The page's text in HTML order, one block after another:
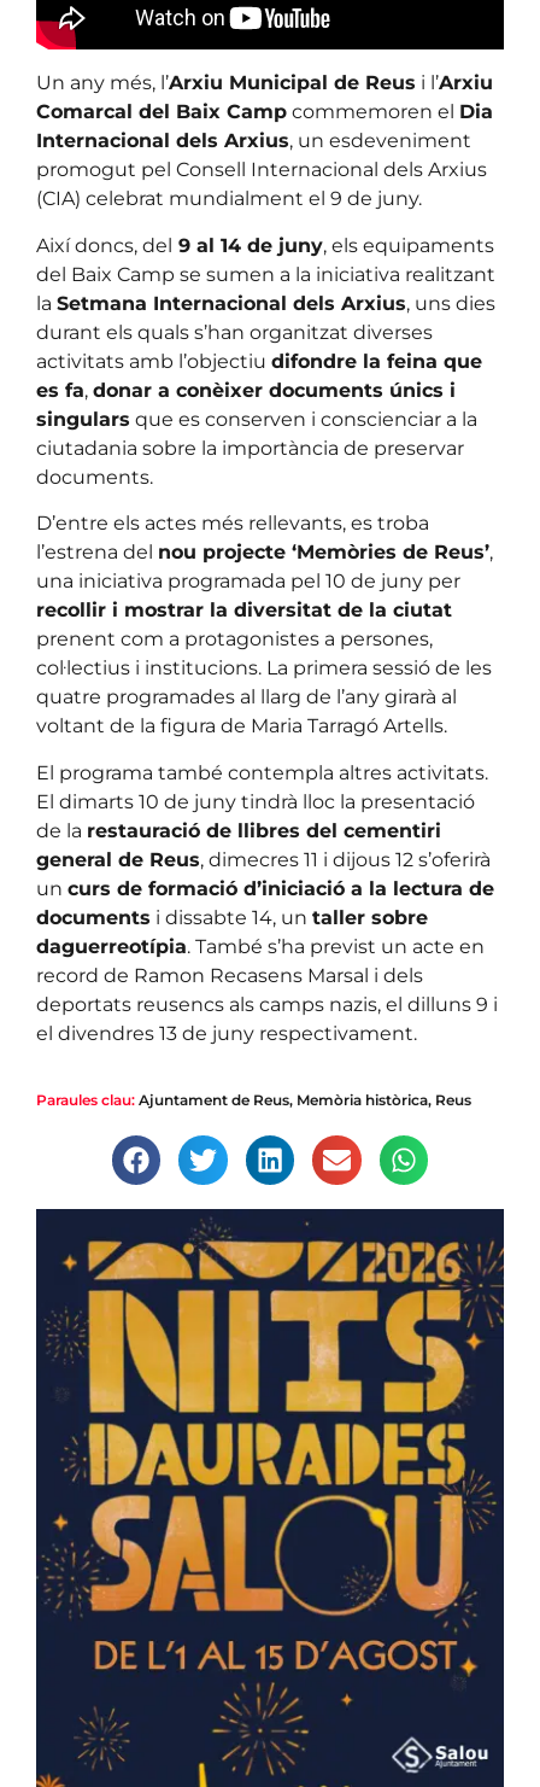
Un any més, l’Arxiu Municipal de Reus i l’Arxiu
Comarcal del Baix Camp commemoren el Dia
Internacional dels Arxius, un esdeveniment
promogut pel Consell Internacional dels Arxius
(CIA) celebrat mundialment el 9 de juny.
Així doncs, del 9 al 14 de juny, els equipaments
del Baix Camp se sumen a la iniciativa realitzant
la Setmana Internacional dels Arxius, uns dies
durant els quals s’han organitzat diverses
activitats amb l’objectiu difondre la feina que
es fa, donar a conèixer documents únics i
singulars que es conserven i conscienciar a la
ciutadania sobre la importància de preservar
documents.
D’entre els actes més rellevants, es troba
l’estrena del nou projecte ‘Memòries de Reus’,
una iniciativa programada pel 10 de juny per
recollir i mostrar la diversitat de la ciutat
prenent com a protagonistes a persones,
col·lectius i institucions. La primera sessió de les
quatre programades al llarg de l’any girarà al
voltant de la figura de Maria Tarragó Artells.
El programa també contempla altres activitats.
El dimarts 10 de juny tindrà lloc la presentació
de la restauració de llibres del cementiri
general de Reus, dimecres 11 i dijous 12 s’oferirà
un curs de formació d’iniciació a la lectura de
documents i dissabte 14, un taller sobre
daguerreotípia. També s’ha previst un acte en
record de Ramon Recasens Marsal i dels
deportats reusencs als camps nazis, el dilluns 9 i
el divendres 13 de juny respectivament.
Paraules clau: Ajuntament de Reus, Memòria històrica, Reus